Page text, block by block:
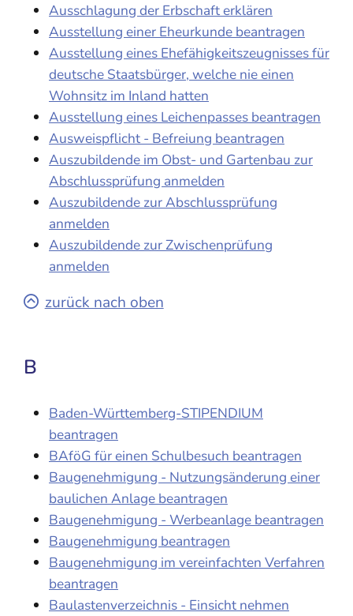
Ausschlagung der Erbschaft erklären
Ausstellung einer Eheurkunde beantragen
Ausstellung eines Ehefähigkeitszeugnisses für
deutsche Staatsbürger, welche nie einen
Wohnsitz im Inland hatten
Ausstellung eines Leichenpasses beantragen
Ausweispflicht - Befreiung beantragen
Auszubildende im Obst- und Gartenbau zur
Abschlussprüfung anmelden
Auszubildende zur Abschlussprüfung
anmelden
Auszubildende zur Zwischenprüfung
anmelden
zurück nach oben
B
Baden-Württemberg-STIPENDIUM
beantragen
BAföG für einen Schulbesuch beantragen
Baugenehmigung - Nutzungsänderung einer
baulichen Anlage beantragen
Baugenehmigung - Werbeanlage beantragen
Baugenehmigung beantragen
Baugenehmigung im vereinfachten Verfahren
beantragen
Baulastenverzeichnis - Einsicht nehmen